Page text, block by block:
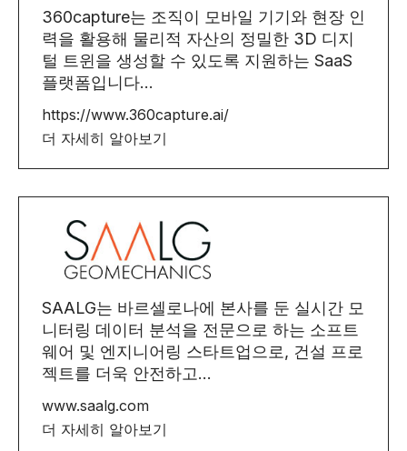
360capture는 조직이 모바일 기기와 현장 인
력을 활용해 물리적 자산의 정밀한 3D 디지
털 트윈을 생성할 수 있도록 지원하는 SaaS
플랫폼입니다...
https://www.360capture.ai/
더 자세히 알아보기
SAALG는 바르셀로나에 본사를 둔 실시간 모
니터링 데이터 분석을 전문으로 하는 소프트
웨어 및 엔지니어링 스타트업으로, 건설 프로
젝트를 더욱 안전하고...
www.saalg.com
더 자세히 알아보기